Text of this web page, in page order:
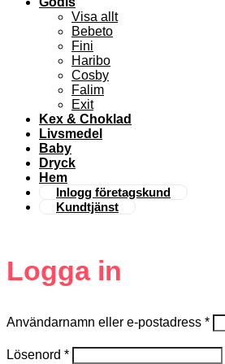
Visa allt
Bebeto
Fini
Haribo
Cosby
Falim
Exit
Kex & Choklad
Livsmedel
Baby
Dryck
Hem
Inlogg företagskund
Kundtjänst
Logga in
Användarnamn eller e-postadress *
Lösenord *